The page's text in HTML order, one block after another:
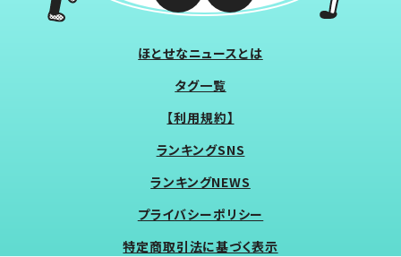
ほとせなニュースとは
タグ一覧
【利用規約】
ランキングSNS
ランキングNEWS
プライバシーポリシー
特定商取引法に基づく表示